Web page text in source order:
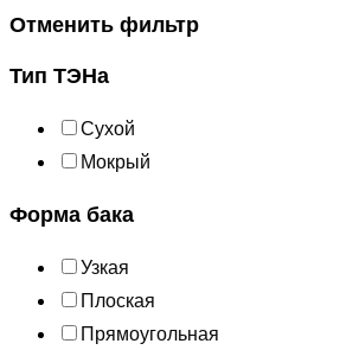
Отменить фильтр
Тип ТЭНа
Сухой
Мокрый
Форма бака
Узкая
Плоская
Прямоугольная